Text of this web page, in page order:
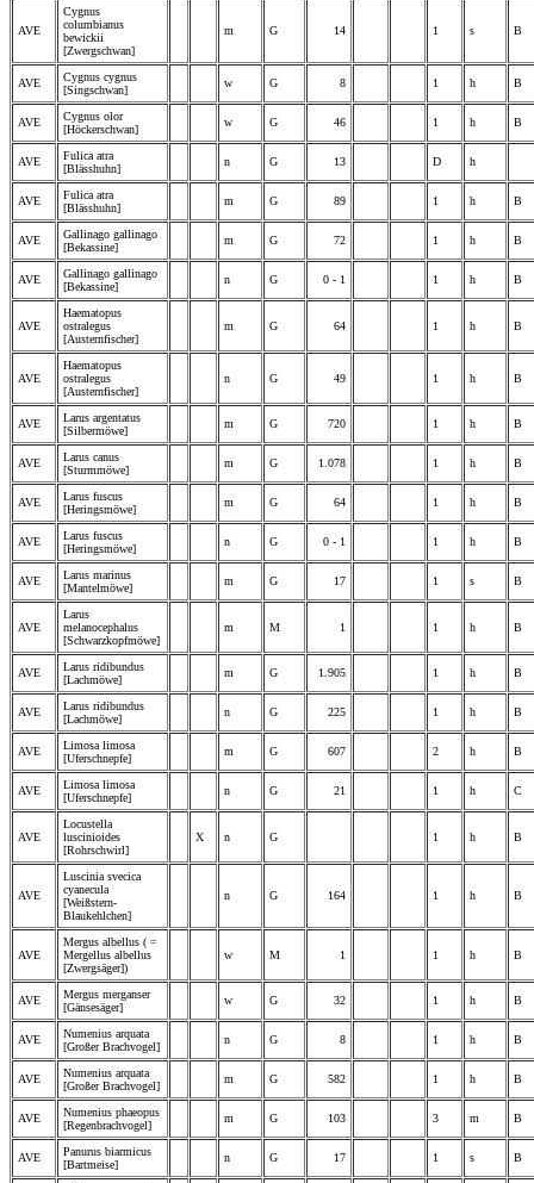
AVE
Cygnus
columbianus
bewickii
[Zwergschwan]
m G 14 1 s B
AVE
Cygnus cygnus
[Singschwan]
w G 8 1 h B
AVE
Cygnus olor
[Höckerschwan]
w G 46 1 h B
AVE
Fulica atra
[Blässhuhn]
n G 13 D h
AVE
Fulica atra
[Blässhuhn]
m G 89 1 h B
AVE
Gallinago gallinago
[Bekassine]
m G 72 1 h B
AVE
Gallinago gallinago
[Bekassine]
n G 0 - 1 1 h B
AVE
Haematopus
ostralegus
[Austernfischer]
m G 64 1 h B
AVE
Haematopus
ostralegus
[Austernfischer]
n G 49 1 h B
AVE
Larus argentatus
[Silbermöwe]
m G 720 1 h B
AVE
Larus canus
[Sturmmöwe]
m G 1.078 1 h B
AVE
Larus fuscus
[Heringsmöwe]
m G 64 1 h B
AVE
Larus fuscus
[Heringsmöwe]
n G 0 - 1 1 h B
AVE
Larus marinus
[Mantelmöwe]
m G 17 1 s B
AVE
Larus
melanocephalus
[Schwarzkopfmöwe]
m M 1 1 h B
AVE
Larus ridibundus
[Lachmöwe]
m G 1.905 1 h B
AVE
Larus ridibundus
[Lachmöwe]
n G 225 1 h B
AVE
Limosa limosa
[Uferschnepfe]
m G 607 2 h B
AVE
Limosa limosa
[Uferschnepfe]
n G 21 1 h C
AVE
Locustella
luscinioides
[Rohrschwirl]
X n G 1 h B
AVE
Luscinia svecica
cyanecula
[Weißstern-
Blaukehlchen]
n G 164 1 h B
AVE
Mergus albellus ( =
Mergellus albellus
[Zwergsäger])
w M 1 1 h B
AVE
Mergus merganser
[Gänsesäger]
w G 32 1 h B
AVE
Numenius arquata
[Großer Brachvogel]
n G 8 1 h B
AVE
Numenius arquata
[Großer Brachvogel]
m G 582 1 h B
AVE
Numenius phaeopus
[Regenbrachvogel]
m G 103 3 m B
AVE
Panurus biarmicus
[Bartmeise]
n G 17 1 s B